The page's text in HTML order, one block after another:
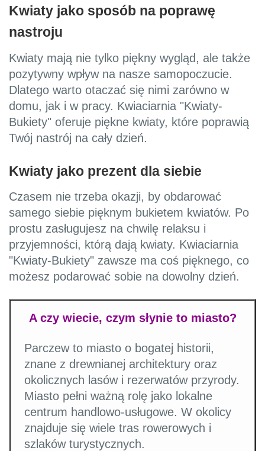
Kwiaty jako sposób na poprawę
nastroju
Kwiaty mają nie tylko piękny wygląd, ale także
pozytywny wpływ na nasze samopoczucie.
Dlatego warto otaczać się nimi zarówno w
domu, jak i w pracy. Kwiaciarnia "Kwiaty-
Bukiety" oferuje piękne kwiaty, które poprawią
Twój nastrój na cały dzień.
Kwiaty jako prezent dla siebie
Czasem nie trzeba okazji, by obdarować
samego siebie pięknym bukietem kwiatów. Po
prostu zasługujesz na chwilę relaksu i
przyjemności, którą dają kwiaty. Kwiaciarnia
"Kwiaty-Bukiety" zawsze ma coś pięknego, co
możesz podarować sobie na dowolny dzień.
A czy wiecie, czym słynie to miasto?
Parczew to miasto o bogatej historii,
znane z drewnianej architektury oraz
okolicznych lasów i rezerwatów przyrody.
Miasto pełni ważną rolę jako lokalne
centrum handlowo-usługowe. W okolicy
znajduje się wiele tras rowerowych i
szlaków turystycznych.